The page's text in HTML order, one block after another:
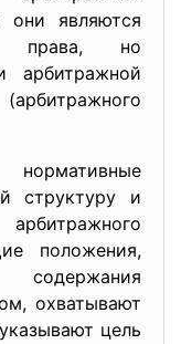
они являются
права, но
арбитражной
структуру и
положения,
охватывают
цель